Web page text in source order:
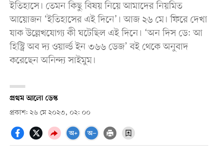
ইতিহাসে। তেমন কিছু বিষয় নিয়ে আমাদের নিয়মিত
আয়োজন ‘ইতিহাসের এই দিনে’। আজ ২৬ মে। ফিরে দেখা
যাক উল্লেখযোগ্য কী ঘটেছিল এই দিনে। ‘অন দিস ডে: আ
হিস্ট্রি অব দ্য ওয়ার্ল্ড ইন ৩৬৬ ডেজ’ বই থেকে অনুবাদ
করেছেন অনিন্দ্য সাইমুম।
প্রথম আলো ডেস্ক
প্রকাশ: ২৬ মে ২০২৩, ০২: ০০